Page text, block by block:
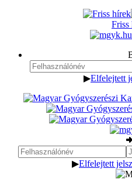
Friss
▶Elfelejtett
▶Elfelejtett